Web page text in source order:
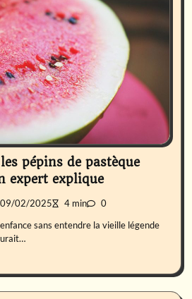
pépins de pastèque
expert explique
09/02/2025 4 min 0
sans entendre la vieille légende